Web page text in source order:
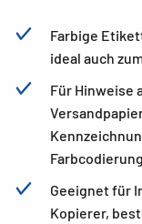
Farbige
ideal auch
Für Hinweise
Geeignet für
Kopierer,